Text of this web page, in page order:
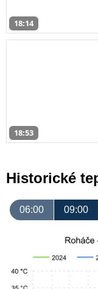
18:14
18:53
Historické
06:00 09:00